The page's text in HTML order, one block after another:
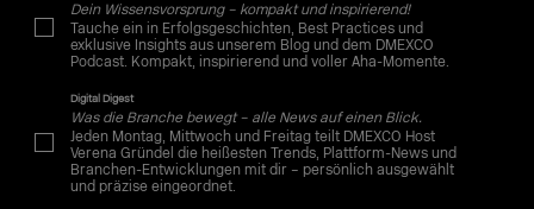
Dein Wissensvorsprung – kompakt und inspirierend!
Tauche ein in Erfolgsgeschichten, Best Practices und
exklusive Insights aus unserem Blog und dem DMEXCO
Podcast. Kompakt, inspirierend und voller Aha-Momente.
Digital Digest
Was die Branche bewegt – alle News auf einen Blick.
Jeden Montag, Mittwoch und Freitag teilt DMEXCO Host
Verena Gründel die heißesten Trends, Plattform-News und
Branchen-Entwicklungen mit dir – persönlich ausgewählt
und präzise eingeordnet.